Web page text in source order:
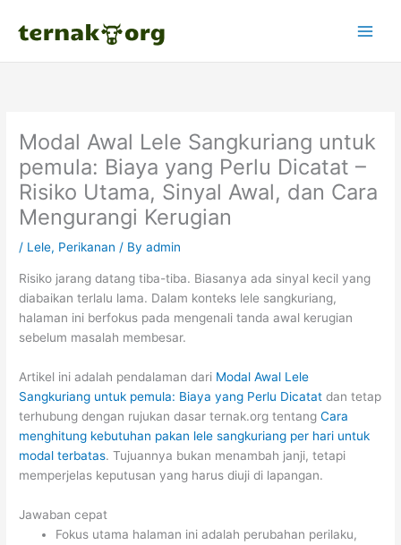
Modal Awal Lele Sangkuriang untuk
pemula: Biaya yang Perlu Dicatat –
Risiko Utama, Sinyal Awal, dan Cara
Mengurangi Kerugian
/ Lele, Perikanan / Byadmin
Risiko jarang datang tiba-tiba. Biasanya ada sinyal kecil yang
diabaikan terlalu lama. Dalam konteks lele sangkuriang,
halaman ini berfokus pada mengenali tanda awal kerugian
sebelum masalah membesar.
Artikel ini adalah pendalaman dari Modal Awal Lele
Sangkuriang untuk pemula: Biaya yang Perlu Dicatat dan tetap
terhubung dengan rujukan dasar ternak.org tentangCara
menghitung kebutuhan pakan lele sangkuriang per hari untuk
modal terbatas. Tujuannya bukan menambah janji, tetapi
memperjelas keputusan yang harus diuji di lapangan.
Jawaban cepat
Fokus utama halaman ini adalah perubahan perilaku,